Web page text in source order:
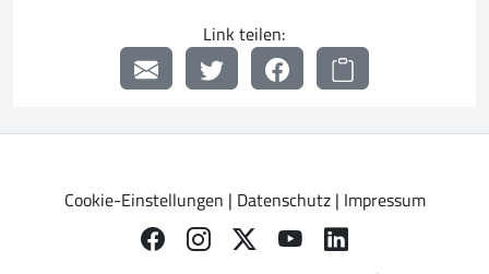
Link teilen:
Cookie-Einstellungen | Datenschutz| Impressum